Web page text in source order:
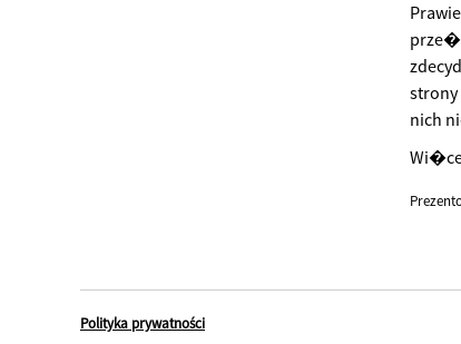
nich
Polityka prywatności